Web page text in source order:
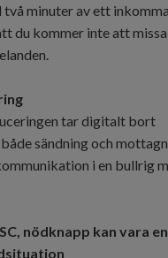
minuter av ett
du kommer inte att missa
tar digitalt bort
sändning och
i en bullrig
nödknapp kan vara en